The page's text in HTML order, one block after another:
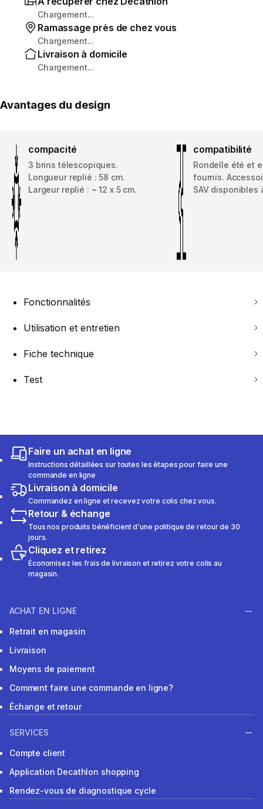
Chargement...
Ramassage près de chez vous
Chargement...
Livraison à domicile
Chargement...
Avantages du design
compacité
3 brins télescopiques.
Longueur replié : 58 cm.
Largeur replié : ~ 12 x 5 cm.
compatibilité
Rondelle été et
fournis.
SAV disponibles
Fonctionnalités
Utilisation et entretien
Fiche technique
Test
Faire un achat en ligne
Instructions détaillées sur toutes les étapes pour faire une
commande en ligne
Livraison à domicile
Commandez en ligne et recevez votre colis chez vous.
Retour & échange
Tous nos produits bénéficient d'une politique de retour de 30
jours.
Cliquez et retirez
Économisez les frais de livraison et retirez votre colis au
magasin.
ACHAT EN LIGNE
Retrait en magasin
Livraison
Moyens de paiement
Comment faire une commande en ligne?
Échange et retour
SERVICES
Compte client
Application Decathlon shopping
Rendez-vous de diagnostique cycle